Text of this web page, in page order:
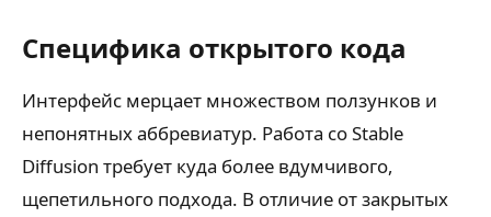
Специфика открытого кода
Интерфейс мерцает множеством ползунков и
непонятных аббревиатур. Работа со Stable
Diffusion требует куда более вдумчивого,
щепетильного подхода. В отличие от закрытых